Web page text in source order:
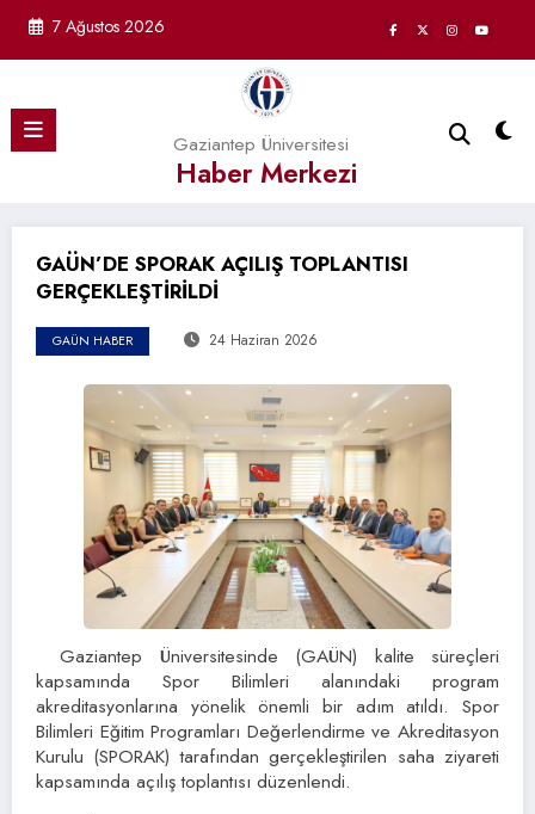
7 Ağustos 2026
Gaziantep Üniversitesi
Haber Merkezi
GAÜN’DE SPORAK AÇILIŞ TOPLANTISI
GERÇEKLEŞTİRİLDİ
GAÜN HABER 24 Haziran 2026
Gaziantep Üniversitesinde (GAÜN) kalite süreçleri
kapsamında Spor Bilimleri alanındaki program
akreditasyonlarına yönelik önemli bir adım atıldı. Spor
Bilimleri Eğitim Programları Değerlendirme ve Akreditasyon
Kurulu (SPORAK) tarafından gerçekleştirilen saha ziyareti
kapsamında açılış toplantısı düzenlendi.